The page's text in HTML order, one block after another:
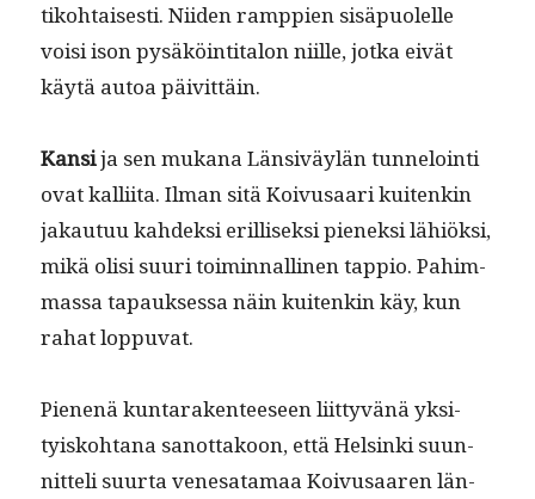
tiko­htais­es­ti. Niiden ramp­pi­en sisäpuolelle
voisi ison pysäköin­ti­talon niille, jot­ka eivät
käytä autoa päivittäin.
Kan­sija sen mukana Län­siväylän tun­neloin­ti
ovat kalli­ita. Ilman sitä Koivusaari kuitenkin
jakau­tuu kahdek­si eril­lisek­si pienek­si lähiök­si,
mikä olisi suuri toimin­nalli­nen tap­pio. Pahim­
mas­sa tapauk­ses­sa näin kuitenkin käy, kun
rahat loppuvat.
Pienenä kun­tarak­en­teeseen liit­tyvänä yksi­
tyisko­htana san­ot­takoon, että Helsin­ki suun­
nit­teli suur­ta vene­sa­ta­maa Koivusaaren län­